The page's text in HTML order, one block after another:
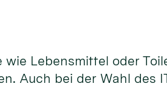
wie Lebensmittel oder
Auch bei der Wahl des